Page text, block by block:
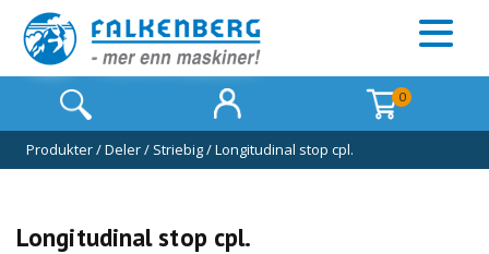
0
Produkter/Deler/ Striebig/Longitudinal stop cpl.
Longitudinal stop cpl.